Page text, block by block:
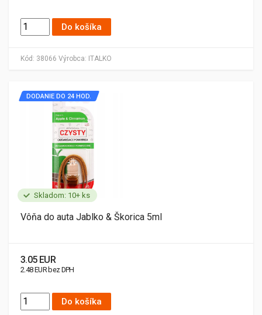
Kód: 38066 Výrobca: ITALKO
Do košíka
Skladom: 10+ ks
DODANIE DO 24 HOD.
Vôňa do auta Jablko & Škorica 5ml
3.05 EUR
2.48 EUR bez DPH
Do košíka